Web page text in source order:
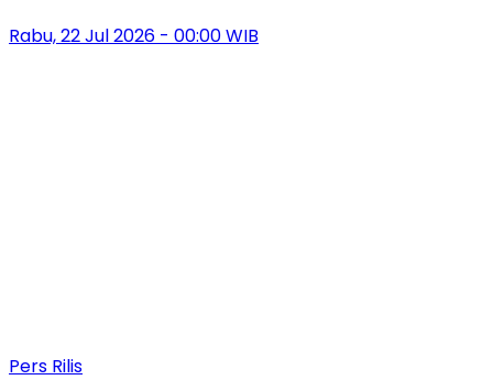
Rabu, 22 Jul 2026 - 00:00 WIB
Pers Rilis